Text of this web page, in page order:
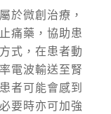
於微創治療，
痛藥，協助患
式，在患者動
電波輸送至腎
者可能會感到
要時亦可加強